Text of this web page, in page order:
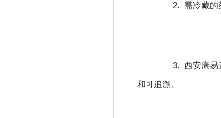
2. 需冷藏的
3. 西安康易
和可追溯。